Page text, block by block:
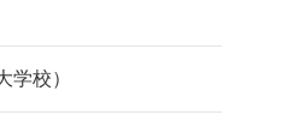
校）